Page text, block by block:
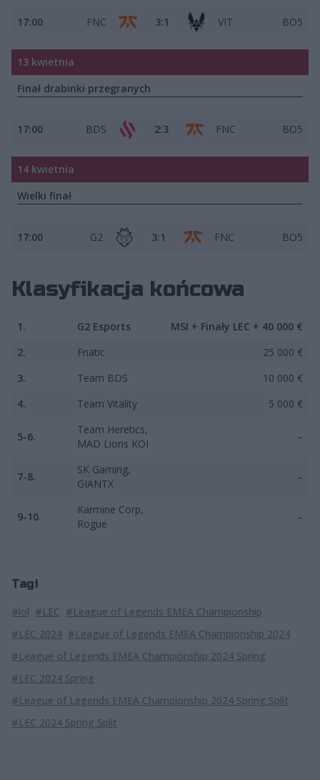
17:00 FNC 3:1 VIT BO5
13 kwietnia
Finał drabinki przegranych
17:00 BDS 2:3 FNC BO5
14 kwietnia
Wielki finał
17:00 G2 3:1 FNC BO5
Klasyfikacja końcowa
1. G2 Esports
MSI + Finały LEC + 40 000 €
2.
Fnatic
25 000 €
3.
Team BDS
10 000 €
4.
Team Vitality 5 000 €
5-6.
Team Heretics,
MAD Lions KOI
–
7-8.
SK Gaming,
GIANTX
–
9-10.
Karmine Corp,
Rogue
–
Tagi
#lol #LEC #League of Legends EMEA Championship
#LEC 2024 #League of Legends EMEA Championship 2024
#League of Legends EMEA Championship 2024 Spring
#LEC 2024 Spring
#League of Legends EMEA Championship 2024 Spring Split
#LEC 2024 Spring Split